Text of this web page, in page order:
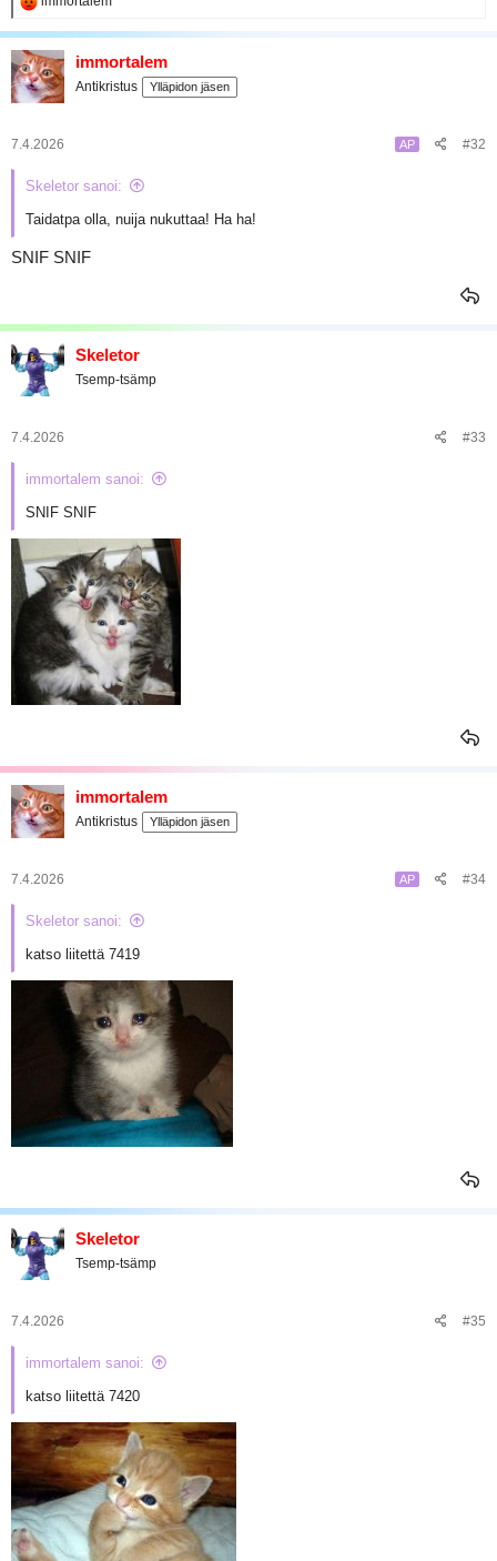
a
a
k
t
i
o
:
immortalem
Antikristus Ylläpidon jäsen
7.4.2026 AP #32
Skeletor sanoi:
Taidatpa olla, nuija nukuttaa! Ha ha!
SNIF SNIF
Skeletor
Tsemp-tsämp
7.4.2026 #33
immortalem sanoi:
SNIF SNIF
immortalem
Antikristus Ylläpidon jäsen
7.4.2026 AP #34
Skeletor sanoi:
katso liitettä 7419
Skeletor
Tsemp-tsämp
7.4.2026 #35
immortalem sanoi:
katso liitettä 7420